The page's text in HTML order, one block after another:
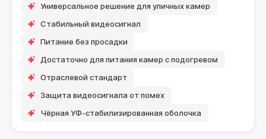
Универсальное решение для уличных камер
Стабильный видеосигнал
Питание без просадки
Достаточно для питания камер с подогревом
Отраслевой стандарт
Защита видеосигнала от помех
Чёрная УФ-стабилизированная оболочка